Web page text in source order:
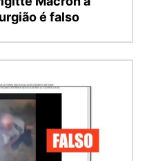
é falso